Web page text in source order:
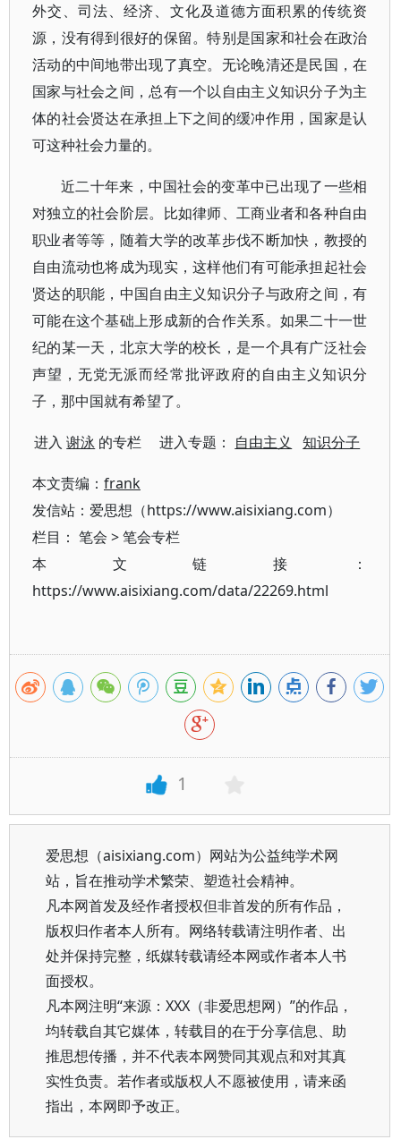
外交、司法、经济、文化及道德方面积累的传统资
源，没有得到很好的保留。特别是国家和社会在政治
活动的中间地带出现了真空。无论晚清还是民国，在
国家与社会之间，总有一个以自由主义知识分子为主
体的社会贤达在承担上下之间的缓冲作用，国家是认
可这种社会力量的。
近二十年来，中国社会的变革中已出现了一些相
对独立的社会阶层。比如律师、工商业者和各种自由
职业者等等，随着大学的改革步伐不断加快，教授的
自由流动也将成为现实，这样他们有可能承担起社会
贤达的职能，中国自由主义知识分子与政府之间，有
可能在这个基础上形成新的合作关系。如果二十一世
纪的某一天，北京大学的校长，是一个具有广泛社会
声望，无党无派而经常批评政府的自由主义知识分
子，那中国就有希望了。
进入谢泳 的专栏 进入专题： 自由主义 知识分子
本文责编： frank
发信站：爱思想（https://www.aisixiang.com）
栏目： 笔会 >笔会专栏
本文链接：
https://www.aisixiang.com/data/22269.html
1
爱思想（aisixiang.com）网站为公益纯学术网
站，旨在推动学术繁荣、塑造社会精神。
凡本网首发及经作者授权但非首发的所有作品，
版权归作者本人所有。网络转载请注明作者、出
处并保持完整，纸媒转载请经本网或作者本人书
面授权。
凡本网注明“来源：XXX（非爱思想网）”的作品，
均转载自其它媒体，转载目的在于分享信息、助
推思想传播，并不代表本网赞同其观点和对其真
实性负责。若作者或版权人不愿被使用，请来函
指出，本网即予改正。